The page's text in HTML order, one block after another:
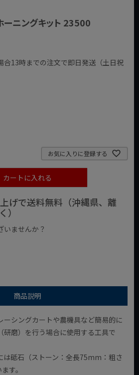
ーニングキット 23500
合13時までの注文で即日発送（土日祝
お気に入りに登録する
カートに入れる
げで送料無料（沖縄県、離
）
いませんか？
商品説明
ーシングカートや農機具など簡易的に
研磨）を行う場合に使用する工具で
は砥石（ストーン：全長75mm：粗さ
す。